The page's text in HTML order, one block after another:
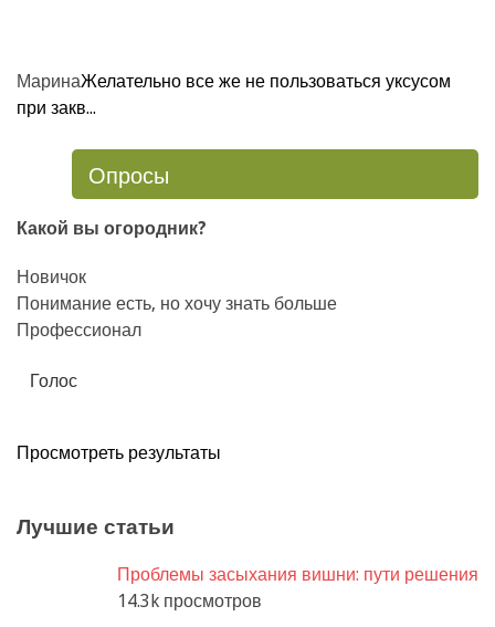
МаринаЖелательно все же не пользоваться уксусом
при закв...
Опросы
Какой вы огородник?
Новичок
Понимание есть, но хочу знать больше
Профессионал
Просмотреть результаты
Лучшие статьи
Проблемы засыхания вишни: пути решения
14.3k просмотров